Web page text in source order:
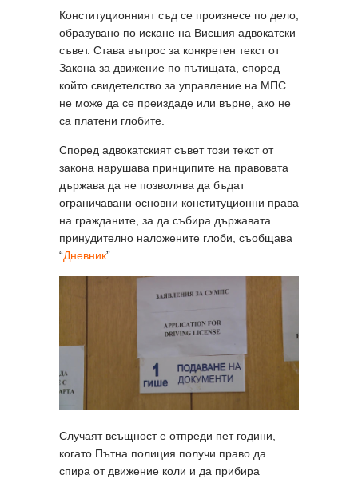
Конституционният съд се произнесе по дело,
образувано по искане на Висшия адвокатски
съвет. Става въпрос за конкретен текст от
Закона за движение по пътищата, според
който свидетелство за управление на МПС
не може да се преиздаде или върне, ако не
са платени глобите.
Според адвокатският съвет този текст от
закона нарушава принципите на правовата
държава да не позволява да бъдат
ограничавани основни конституционни права
на гражданите, за да събира държавата
принудително наложените глоби, съобщава
“Дневник”.
Случаят всъщност е отпреди пет години,
когато Пътна полиция получи право да
спира от движение коли и да прибира